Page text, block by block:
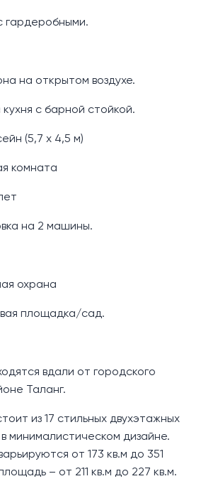
гардеробными.
на открытом воздухе.
с барной стойкой.
(5,7 х 4,5 м)
комната
на 2 машины.
охрана
площадка/сад.
вдали от городского
Таланг.
из 17 стильных двухэтажных
минималистическом дизайне.
от 173 кв.м до 351
– от 211 кв.м до 227 кв.м.